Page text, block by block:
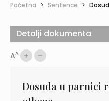
Početna > Sentence >
AA
Dosuda u parnici
Detalji dokumenta